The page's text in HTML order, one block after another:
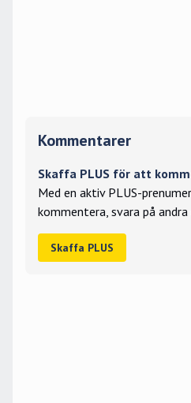
Kommentarer
Skaffa PLUS för att
Med en aktiv PLUS-
kommentera, svara på
Skaffa PLUS